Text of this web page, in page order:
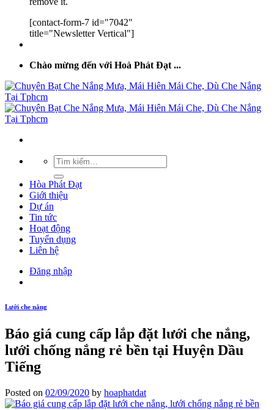
[contact-form-7 id="7042"
title="Newsletter Vertical"]
Chào mừng đến với Hoà Phát Đạt ...
Hòa Phát Đạt
Giới thiệu
Dự án
Tin tức
Hoạt động
Tuyển dụng
Liên hệ
Đăng nhập
Lưới che nắng
Báo giá cung cấp lắp đặt lưới che nắng,
lưới chống nắng rẻ bền tại Huyện Dầu
Tiếng
Posted on 02/09/2020 by hoaphatdat